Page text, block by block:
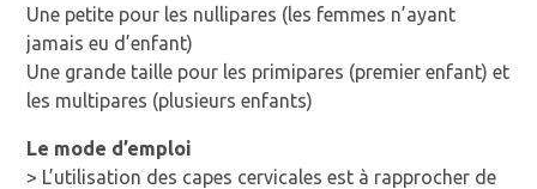
Une petite pour les nullipares (les femmes n’ayant
jamais eu d’enfant)
Une grande taille pour les primipares (premier enfant) et
les multipares (plusieurs enfants)
Le mode d’emploi
> L’utilisation des capes cervicales est à rapprocher de